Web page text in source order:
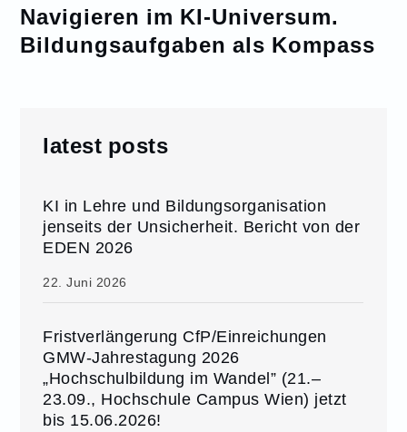
Navigieren im KI-Universum.
Bildungsaufgaben als Kompass
latest posts
KI in Lehre und Bildungsorganisation
jenseits der Unsicherheit. Bericht von der
EDEN 2026
22. Juni 2026
Fristverlängerung CfP/Einreichungen
GMW-Jahrestagung 2026
„Hochschulbildung im Wandel” (21.–
23.09., Hochschule Campus Wien) jetzt
bis 15.06.2026!